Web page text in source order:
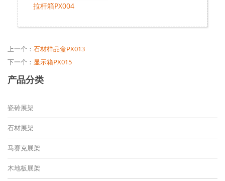
拉杆箱PX004
上一个： 石材样品盒PX013
下一个： 显示箱PX015
产品分类
瓷砖展架
石材展架
马赛克展架
木地板展架